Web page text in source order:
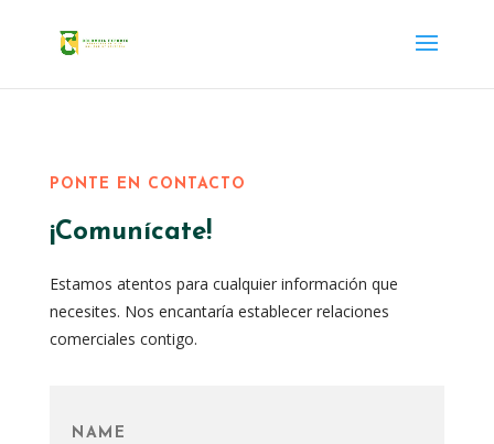
PONTE EN CONTACTO
¡Comunícate!
Estamos atentos para cualquier información que
necesites. Nos encantaría establecer relaciones
comerciales contigo.